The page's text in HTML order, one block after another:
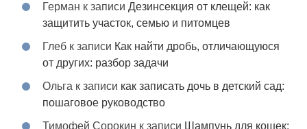
Герман к записиДезинсекция от клещей: как
защитить участок, семью и питомцев
Глеб к записи Как найти дробь, отличающуюся
от других: разбор задачи
Ольга к записи как записать дочь в детский сад:
пошаговое руководство
Тимофей Сорокин к записи Шампунь для кошек: